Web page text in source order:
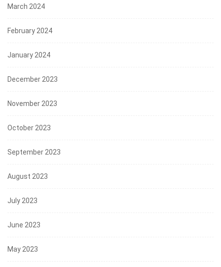
March 2024
February 2024
January 2024
December 2023
November 2023
October 2023
September 2023
August 2023
July 2023
June 2023
May 2023